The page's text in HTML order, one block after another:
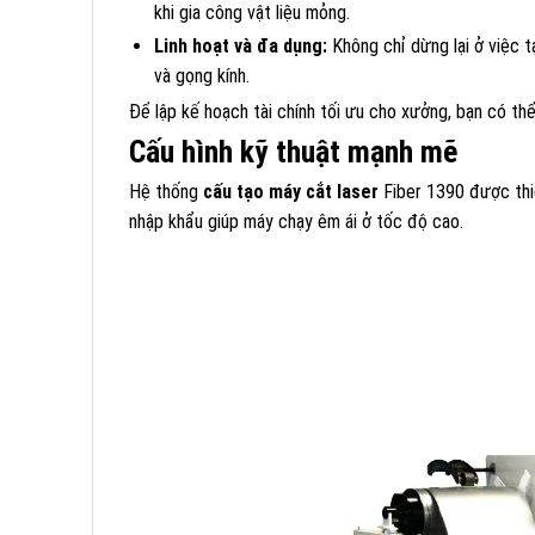
khi gia công vật liệu mỏng.
Linh hoạt và đa dụng:Không chỉ dừng lại ở việc
và gọng kính.
Để lập kế hoạch tài chính tối ưu cho xưởng, bạn có
Cấu hình kỹ thuật mạnh mẽ
Hệ thống cấu tạo máy cắt laser Fiber 1390 được
nhập khẩu giúp máy chạy êm ái ở tốc độ cao.